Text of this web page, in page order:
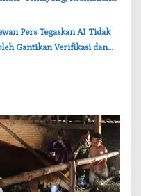
Pers Tegaskan AI Tidak
Gantikan Verifikasi dan